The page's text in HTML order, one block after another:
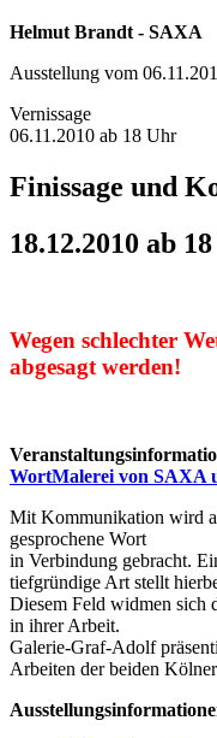
Helmut Brandt - SAXA
Ausstellung vom
Vernissage
06.11.2010 ab 18 Uhr
Finissage und
18.12.2010 ab
Wegen schlechter
abgesagt werden!
WortMalerei von SAXA
Mit Kommunikation wird
gesprochene Wort
in Verbindung gebracht.
tiefgründige Art stellt
Diesem Feld widmen
in ihrer Arbeit.
Galerie-Graf-Adolf
Arbeiten der beiden